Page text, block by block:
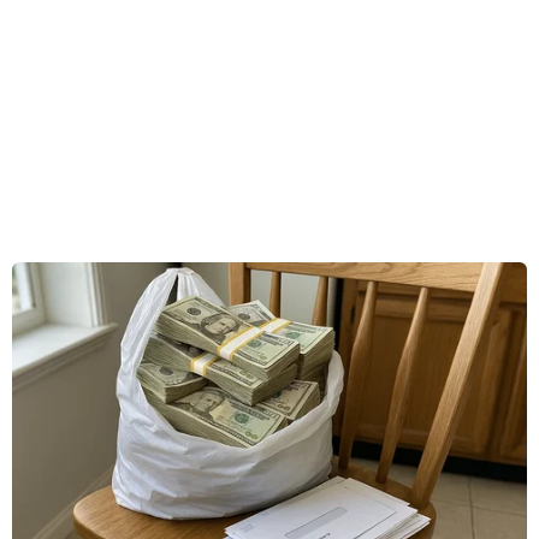
bổ sung thêm một mẫu xe SUV, mẫu Q1 trong
năm 2016 để cùng gia nhập dòng xe Q SUV
phong phú với các mẫu Q3, Q5 và Q7.
Đối với Lamborghini, mẫu Urus sẽ không phải
là mẫu xe SUV đầu tiên của thương hiệu này.
Trong khoảng thời gian từ năm 1986 tới năm
1993, thương hiệu xe sang của Italy này đã sản